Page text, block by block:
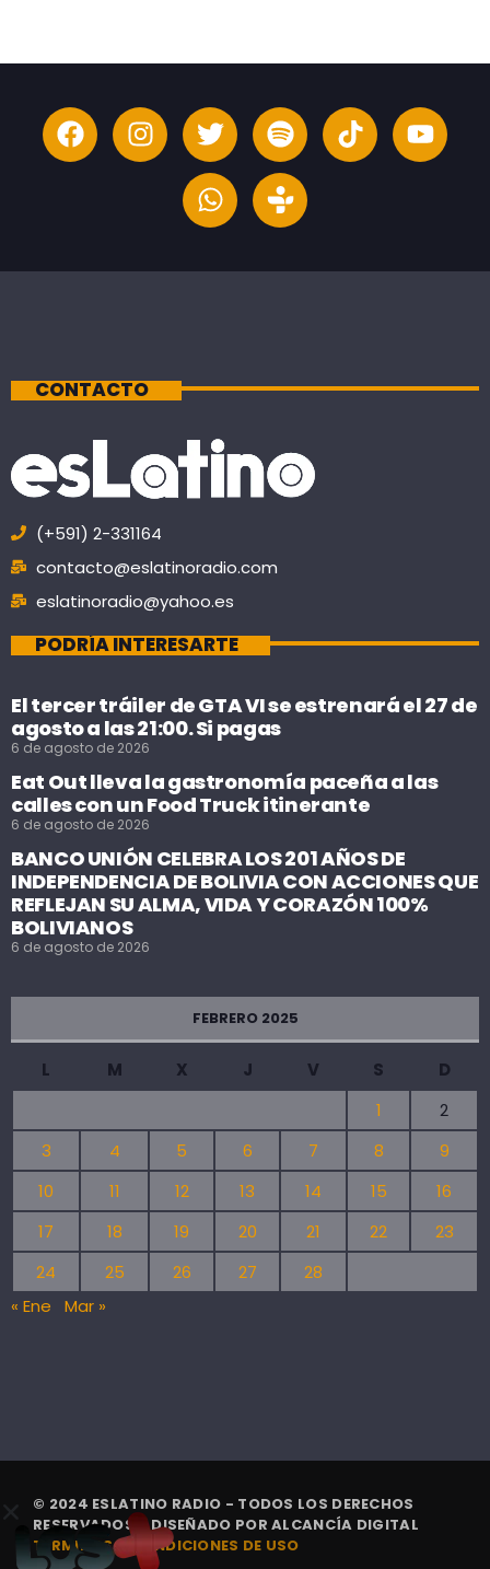
CONTACTO
(+591) 2-331164
contacto@eslatinoradio.com
eslatinoradio@yahoo.es
PODRÍA INTERESARTE
El tercer tráiler de GTA VI se estrenará el 27 de
agosto a las 21:00. Si pagas
6 de agosto de 2026
Eat Out lleva la gastronomía paceña a las
calles con un Food Truck itinerante
6 de agosto de 2026
BANCO UNIÓN CELEBRA LOS 201 AÑOS DE
INDEPENDENCIA DE BOLIVIA CON ACCIONES QUE
REFLEJAN SU ALMA, VIDA Y CORAZÓN 100%
BOLIVIANOS
6 de agosto de 2026
FEBRERO 2025
L M X J V S
D
1
2
3
4 5 6 7 8
9
10
11 12 13 14 15
16
17
18 19 20 21 22
23
24
25 26 27
28
« Ene
Mar »
© 2024 ESLATINO RADIO - TODOS LOS DERECHOS
RESERVADOS. | DISEÑADO PORALCANCÍA DIGITAL
TÉRMINOS Y CONDICIONES DE USO